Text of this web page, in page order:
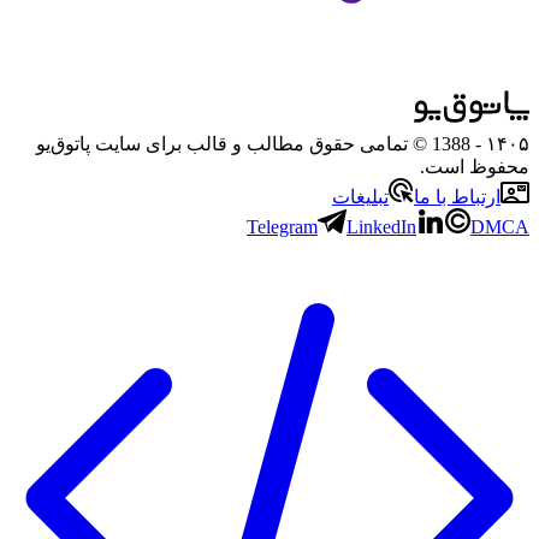
۱۴۰۵
- 1388 © تمامی حقوق مطالب و قالب برای سایت پاتوق‌یو
محفوظ است.
ارتباط با ما
تبلیغات
Telegram
LinkedIn DMCA